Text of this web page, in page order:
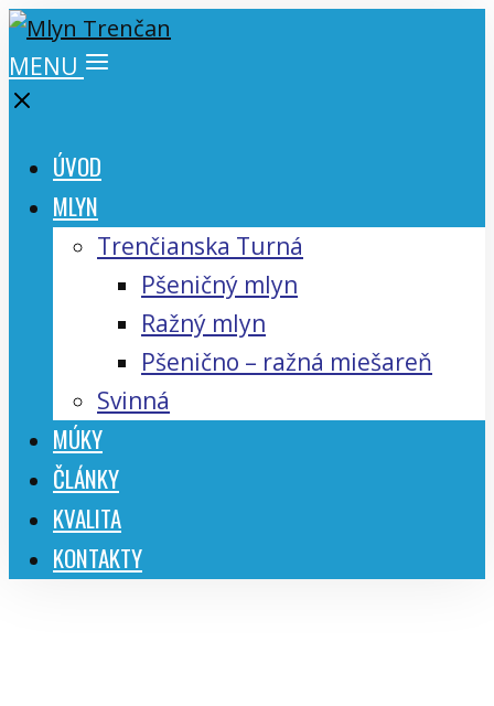
MENU
ÚVOD
MLYN
Trenčianska Turná
Pšeničný mlyn
Ražný mlyn
Pšenično – ražná miešareň
Svinná
MÚKY
ČLÁNKY
KVALITA
KONTAKTY